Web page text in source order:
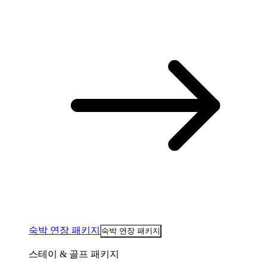
숙박 연장 패키지 숙박 연장 패키지
스테이 & 골프 패키지